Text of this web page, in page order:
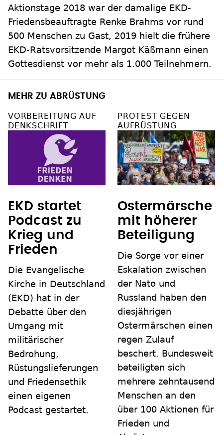
Aktionstage 2018 war der damalige EKD-
Friedensbeauftragte Renke Brahms vor rund
500 Menschen zu Gast, 2019 hielt die frühere
EKD-Ratsvorsitzende Margot Käßmann einen
Gottesdienst vor mehr als 1.000 Teilnehmern.
MEHR ZU ABRÜSTUNG
VORBEREITUNG AUF
DENKSCHRIFT
EKD startet
Podcast zu
Krieg und
Frieden
Die Evangelische
Kirche in Deutschland
(EKD) hat in der
Debatte über den
Umgang mit
militärischer
Bedrohung,
Rüstungslieferungen
und Friedensethik
einen eigenen
Podcast gestartet.
PROTEST GEGEN
AUFRÜSTUNG
Ostermärsche
mit höherer
Beteiligung
Die Sorge vor einer
Eskalation zwischen
der Nato und
Russland haben den
diesjährigen
Ostermärschen einen
regen Zulauf
beschert. Bundesweit
beteiligten sich
mehrere zehntausend
Menschen an den
über 100 Aktionen für
Frieden und